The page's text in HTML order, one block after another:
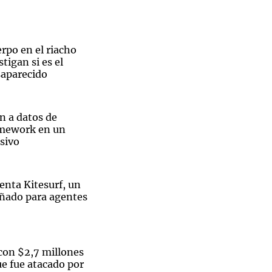
en el riacho
si es el
a datos de
en un
Kitesurf, un
para agentes
$2,7 millones
fue atacado por